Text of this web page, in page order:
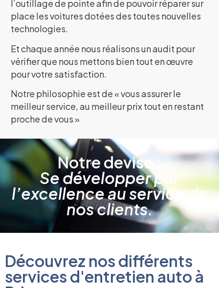
l’outillage de pointe afin de pouvoir réparer sur
place les voitures dotées des toutes nouvelles
technologies.
Et chaque année nous réalisons un audit pour
vérifier que nous mettons bien tout en œuvre
pour votre satisfaction.
Notre philosophie est de « vous assurer le
meilleur service, au meilleur prix tout en restant
proche de vous »
Notre devise :
Se développer par
l’excellence au service de
nos clients.
Découvrez nos différents
services d'entretien auto à